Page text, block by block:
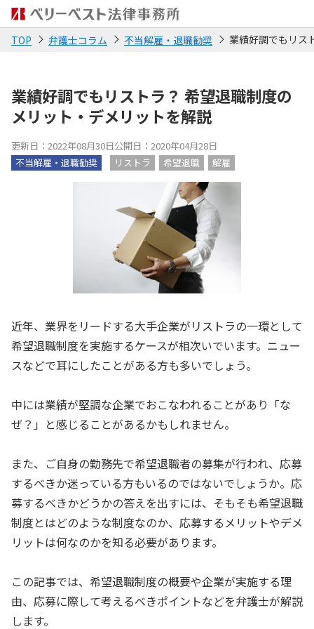
TOP 弁護士コラム 不当解雇・退職勧奨 業績好調でもリス
業績好調でもリストラ？ 希望退職制度の
メリット・デメリットを解説
更新日：2022年08月30日公開日：2020年04月28日
不当解雇・退職勧奨
リストラ 希望退職 解雇
近年、業界をリードする大手企業がリストラの一環として
希望退職制度を実施するケースが相次いでいます。ニュー
スなどで耳にしたことがある方も多いでしょう。
中には業績が堅調な企業でおこなわれることがあり「な
ぜ？」と感じることがあるかもしれません。
また、ご自身の勤務先で希望退職者の募集が行われ、応募
するべきか迷っている方もいるのではないでしょうか。応
募するべきかどうかの答えを出すには、そもそも希望退職
制度とはどのような制度なのか、応募するメリットやデメ
リットは何なのかを知る必要があります。
この記事では、希望退職制度の概要や企業が実施する理
由、応募に際して考えるべきポイントなどを弁護士が解説
します。